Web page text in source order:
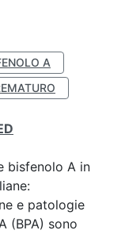
A
bisfenolo A in
e patologie
(BPA) sono